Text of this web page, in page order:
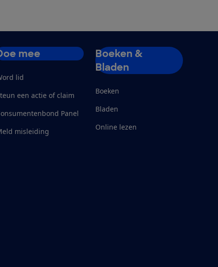
mee
lid
een actie of claim
Panel
misleiding
Boeken &
Bladen
Boeken
Bladen
Online lezen